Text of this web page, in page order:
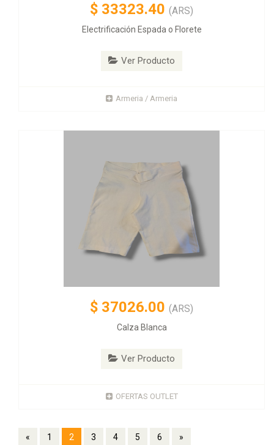
$ 33323.40 (ARS)
Electrificación Espada o Florete
Ver Producto
Armeria / Armeria
$ 37026.00 (ARS)
Calza Blanca
Ver Producto
OFERTAS OUTLET
« 1 2 3 4 5 6 »